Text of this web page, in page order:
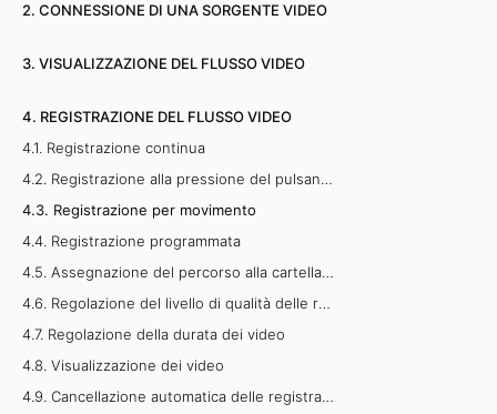
2. CONNESSIONE DI UNA SORGENTE VIDEO
3. VISUALIZZAZIONE DEL FLUSSO VIDEO
4. REGISTRAZIONE DEL FLUSSO VIDEO
4.1. Registrazione continua
4.2. Registrazione alla pressione del pulsante dell'utente
4.3. Registrazione per movimento
4.4. Registrazione programmata
4.5. Assegnazione del percorso alla cartella di archiviazione video
4.6. Regolazione del livello di qualità delle registrazioni video
4.7. Regolazione della durata dei video
4.8. Visualizzazione dei video
4.9. Cancellazione automatica delle registrazioni obsolete
.
R
e
g
t
r
a